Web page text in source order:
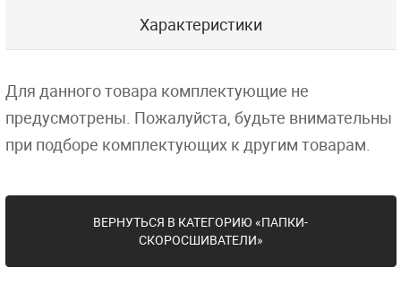
Характеристики
Для данного товара комплектующие не
предусмотрены. Пожалуйста, будьте внимательны
при подборе комплектующих к другим товарам.
ВЕРНУТЬСЯ В КАТЕГОРИЮ «ПАПКИ-
СКОРОСШИВАТЕЛИ»